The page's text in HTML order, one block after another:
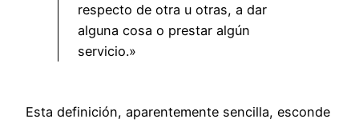
respecto de otra u otras, a dar
alguna cosa o prestar algún
servicio.»
Esta definición, aparentemente sencilla, esconde